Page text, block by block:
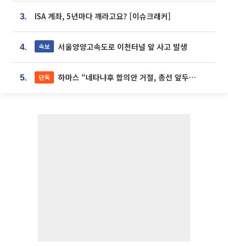
3. ISA 계좌, 5년마다 깨라고요? [이슈크래커]
4. 속보 서울양양고속도로 이천터널 앞 사고 발생
5. 단독 하마스 “네타냐후 합의안 거절, 총선 앞두고 시간 끌기”